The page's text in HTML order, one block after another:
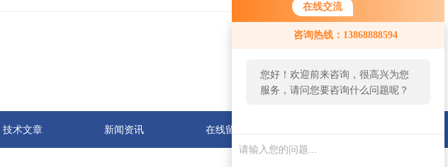
在线交流
咨询热线：13868888594
您好！欢迎前来咨询，很高兴为您
服务，请问您要咨询什么问题呢？
技术文章 新闻资讯 在线留言